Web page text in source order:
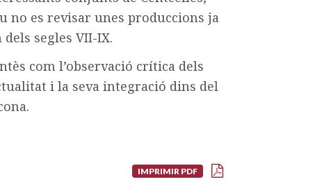
no es revisar unes produccions ja
segles VII-IX.
com l’observació crítica dels
i la seva integració dins del
IMPRIMIR PDF